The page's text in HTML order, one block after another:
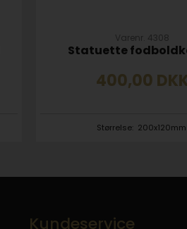
Varenr. 4308
Statuette
400,00
Størrelse: 200x120mm
Kundeservice